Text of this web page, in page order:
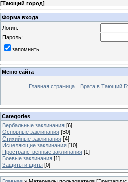
[Тающий город]
Форма входа
Логин:
Пароль:
запомнить
Меню сайта
Главная страница Врата в Тающий
Categories
Вербальные заклинания [6]
Основные заклинания [30]
Стихийные заклинания [4]
Исцеляющие заклинания [10]
Пространственные заклинания [1]
Боевые заклинания [1]
Защиты и щиты [0]